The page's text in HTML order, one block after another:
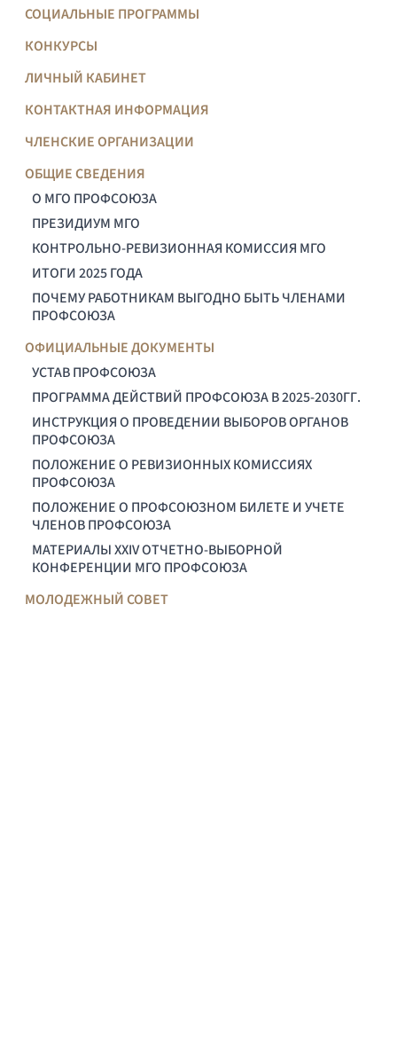
СОЦИАЛЬНЫЕ ПРОГРАММЫ
КОНКУРСЫ
ЛИЧНЫЙ КАБИНЕТ
КОНТАКТНАЯ ИНФОРМАЦИЯ
ЧЛЕНСКИЕ ОРГАНИЗАЦИИ
ОБЩИЕ СВЕДЕНИЯ
О МГО ПРОФСОЮЗА
ПРЕЗИДИУМ МГО
КОНТРОЛЬНО-РЕВИЗИОННАЯ КОМИССИЯ МГО
ИТОГИ 2025 ГОДА
ПОЧЕМУ РАБОТНИКАМ ВЫГОДНО БЫТЬ ЧЛЕНАМИ
ПРОФСОЮЗА
ОФИЦИАЛЬНЫЕ ДОКУМЕНТЫ
УСТАВ ПРОФСОЮЗА
ПРОГРАММА ДЕЙСТВИЙ ПРОФСОЮЗА В 2025-2030ГГ.
ИНСТРУКЦИЯ О ПРОВЕДЕНИИ ВЫБОРОВ ОРГАНОВ
ПРОФСОЮЗА
ПОЛОЖЕНИЕ О РЕВИЗИОННЫХ КОМИССИЯХ
ПРОФСОЮЗА
ПОЛОЖЕНИЕ О ПРОФСОЮЗНОМ БИЛЕТЕ И УЧЕТЕ
ЧЛЕНОВ ПРОФСОЮЗА
МАТЕРИАЛЫ XXIV ОТЧЕТНО-ВЫБОРНОЙ
КОНФЕРЕНЦИИ МГО ПРОФСОЮЗА
МОЛОДЕЖНЫЙ СОВЕТ